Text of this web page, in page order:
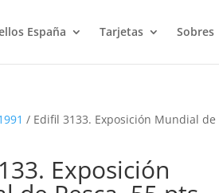
España Tarjetas Sobres
/ Edifil 3133. Exposición Mundial de
Exposición